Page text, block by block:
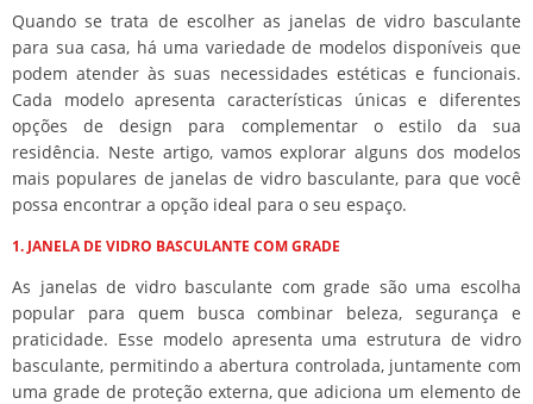
Quando se trata de escolher as janelas de vidro basculante
para sua casa, há uma variedade de modelos disponíveis que
podem atender às suas necessidades estéticas e funcionais.
Cada modelo apresenta características únicas e diferentes
opções de design para complementar o estilo da sua
residência. Neste artigo, vamos explorar alguns dos modelos
mais populares de janelas de vidro basculante, para que você
possa encontrar a opção ideal para o seu espaço.
1. JANELA DE VIDRO BASCULANTE COM GRADE
As janelas de vidro basculante com grade são uma escolha
popular para quem busca combinar beleza, segurança e
praticidade. Esse modelo apresenta uma estrutura de vidro
basculante, permitindo a abertura controlada, juntamente com
uma grade de proteção externa, que adiciona um elemento de